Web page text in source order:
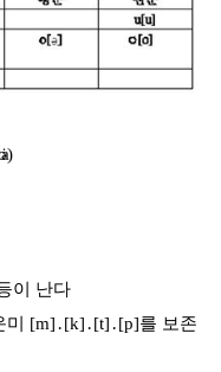
a)
이 난다
미 [m]․[k]․[t]․[p]를 보존